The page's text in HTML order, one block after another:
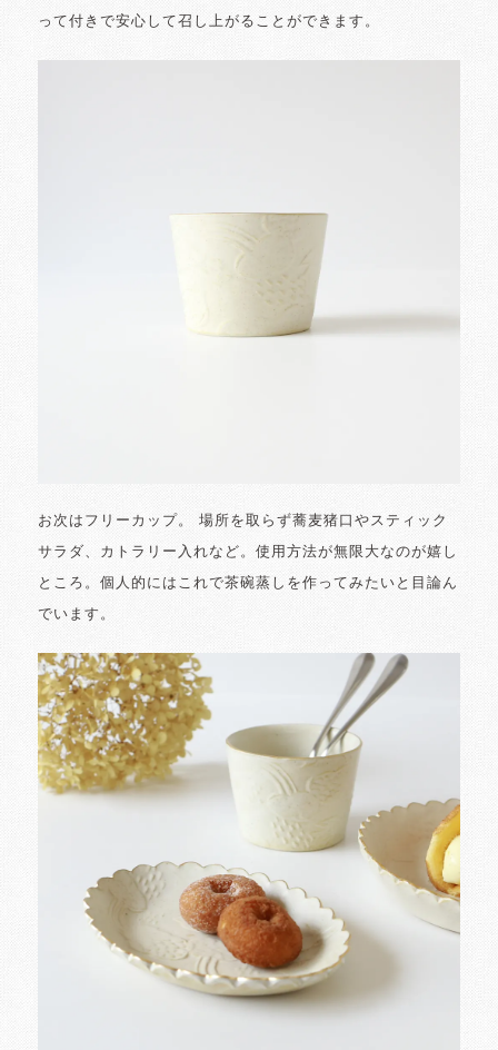
って付きで安心して召し上がることができます。
お次はフリーカップ。 場所を取らず蕎麦猪口やスティック
サラダ、カトラリー入れなど。使用方法が無限大なのが嬉し
ところ。個人的にはこれで茶碗蒸しを作ってみたいと目論ん
でいます。